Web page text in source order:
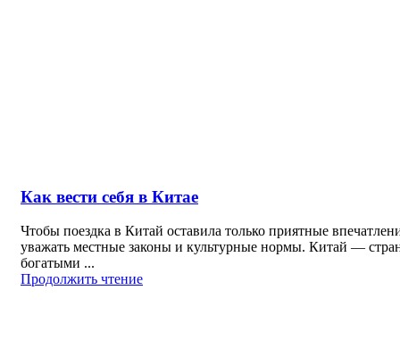
Как вести себя в Китае
Чтобы поездка в Китай оставила только приятные
уважать местные законы и культурные нормы. Китай —
богатыми ...
Продолжить чтение